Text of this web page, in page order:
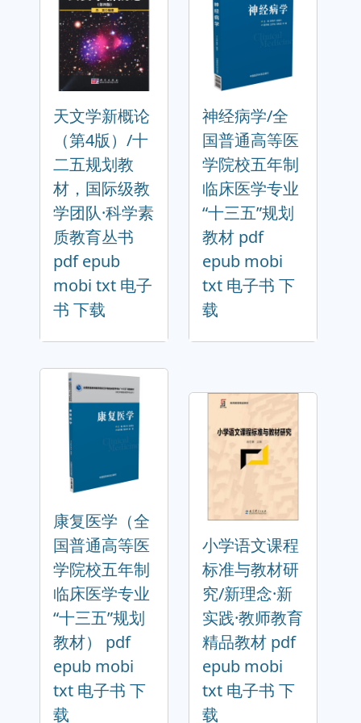
天文学新概论
（第4版）/十
二五规划教
材，国际级教
学团队·科学素
质教育丛书
pdf epub
mobi txt 电子
书 下载
神经病学/全
国普通高等医
学院校五年制
临床医学专业
“十三五”规划
教材 pdf
epub mobi
txt 电子书 下
载
康复医学（全
国普通高等医
学院校五年制
临床医学专业
“十三五”规划
教材） pdf
epub mobi
txt 电子书 下
载
小学语文课程
标准与教材研
究/新理念·新
实践·教师教育
精品教材 pdf
epub mobi
txt 电子书 下
载